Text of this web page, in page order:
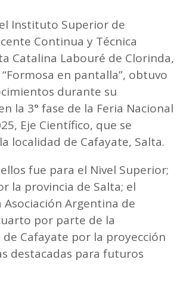
Instituto Superior de
Continua y Técnica
Catalina Labouré de Clorinda,
en pantalla”, obtuvo
durante su
la 3° fase de la Feria Nacional
Eje Científico, que se
localidad de Cafayate, Salta.
fue para el Nivel Superior;
la provincia de Salta; el
Argentina de
por parte de la
Cafayate por la proyección
destacadas para futuros